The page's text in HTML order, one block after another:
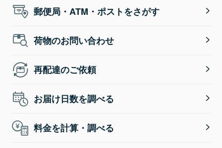
郵便局・ATM・ポストをさがす
荷物のお問い合わせ
再配達のご依頼
お届け日数を調べる
料金を計算・調べる